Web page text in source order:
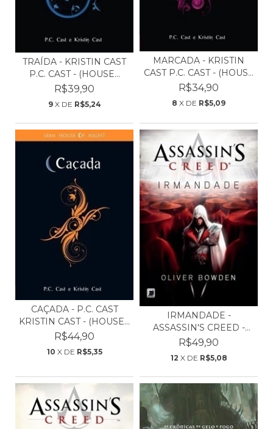
TRAÍDA - KRISTIN CAST
P.C. CAST - (HOUSE...
R$39,90
9 X DE R$5,24
MARCADA - KRISTIN
CAST P.C. CAST - (HOUS...
R$34,90
8 X DE R$5,09
CAÇADA - P.C. CAST
KRISTIN CAST - (HOUSE...
R$44,90
10 X DE R$5,35
IRMANDADE -
ASSASSIN'S CREED -
(ASS...
R$49,90
12 X DE R$5,08